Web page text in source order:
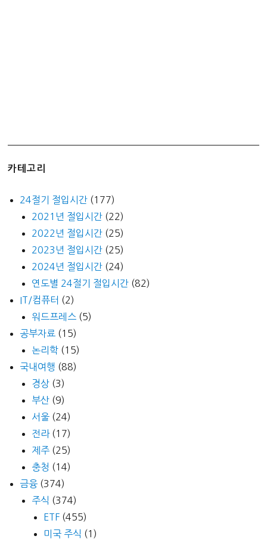
카테고리
24절기 절입시간 (177)
2021년 절입시간 (22)
2022년 절입시간 (25)
2023년 절입시간 (25)
2024년 절입시간 (24)
연도별 24절기 절입시간 (82)
IT/컴퓨터 (2)
워드프레스 (5)
공부자료 (15)
논리학 (15)
국내여행 (88)
경상 (3)
부산 (9)
서울 (24)
전라(17)
제주 (25)
충청 (14)
금융 (374)
주식 (374)
ETF (455)
미국 주식 (1)